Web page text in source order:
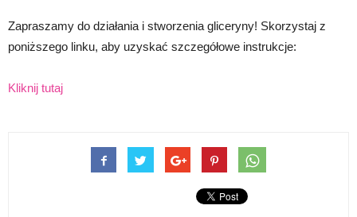
Zapraszamy do działania i stworzenia gliceryny! Skorzystaj z
poniższego linku, aby uzyskać szczegółowe instrukcje:
Kliknij tutaj